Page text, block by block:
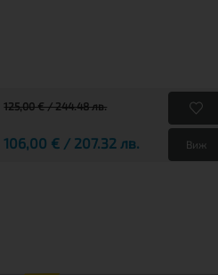
125,00 € / 244.48 лв.
106,00 € / 207.32 лв. Виж